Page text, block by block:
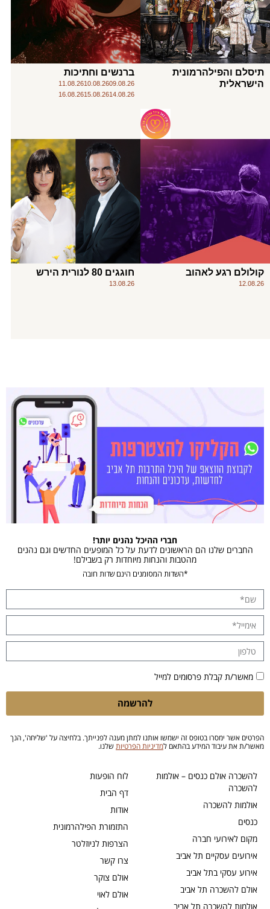
תיסלם והפילהרמונית
הישראלית
ברנשים וחתיכות
09.08.26
10.08.26
11.08.26
14.08.26
15.08.26
16.08.26
קולולם רגע לאהוב
12.08.26
חוגגים 80 לנורית הירש
13.08.26
לוח הופעות
דף הבית
אודות
התזמורת הפילהרמונית
הצרפות לניוזלטר
צרו קשר
אולם צוקר
אולם לאוי
להשכרה אולם כנסים – אולמות
להשכרה
אולמות להשכרה
כנסים
מקום לאירועי חברה
אירועים עסקיים תל אביב
אירוע עסקי בתל אביב
אולם להשכרה תל אביב
אולמות להשכרה תל אביב
חברי ההיכל נהנים יותר!
החברים שלנו הם הראשונים לדעת על כל המופעים החדשים וגם נהנים
מהטבות והנחות מיוחדות רק בשבילם!
*השדות המסומנים הינם שדות חובה
מאשר/ת קבלת פרסומים למייל
להרשמה
הפרטים אשר ימסרו בטופס זה ישמשו אותנו למתן מענה לפנייתך. בלחיצה על 'שליחה', הנך
מאשר/ת את עיבוד המידע בהתאם למדיניות הפרטיות שלנו.